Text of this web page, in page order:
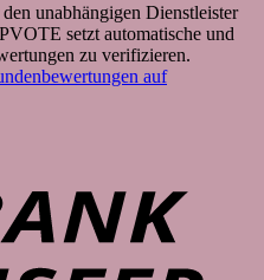
unabhängigen Dienstleister
setzt automatische und
zu verifizieren.
auf